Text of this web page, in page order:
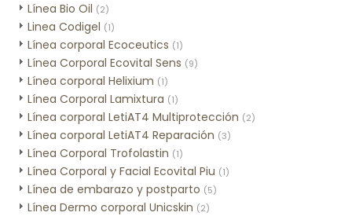
Línea Bio Oil (2)
Linea Codigel (1)
Línea corporal Ecoceutics (1)
Línea Corporal Ecovital Sens (9)
Línea corporal Helixium (1)
Línea Corporal Lamixtura (1)
Línea corporal LetiAT4 Multiprotección (2)
Línea corporal LetiAT4 Reparación (3)
Línea Corporal Trofolastin (1)
Línea Corporal y Facial Ecovital Piu (1)
Línea de embarazo y postparto (5)
Línea Dermo corporal Unicskin (2)